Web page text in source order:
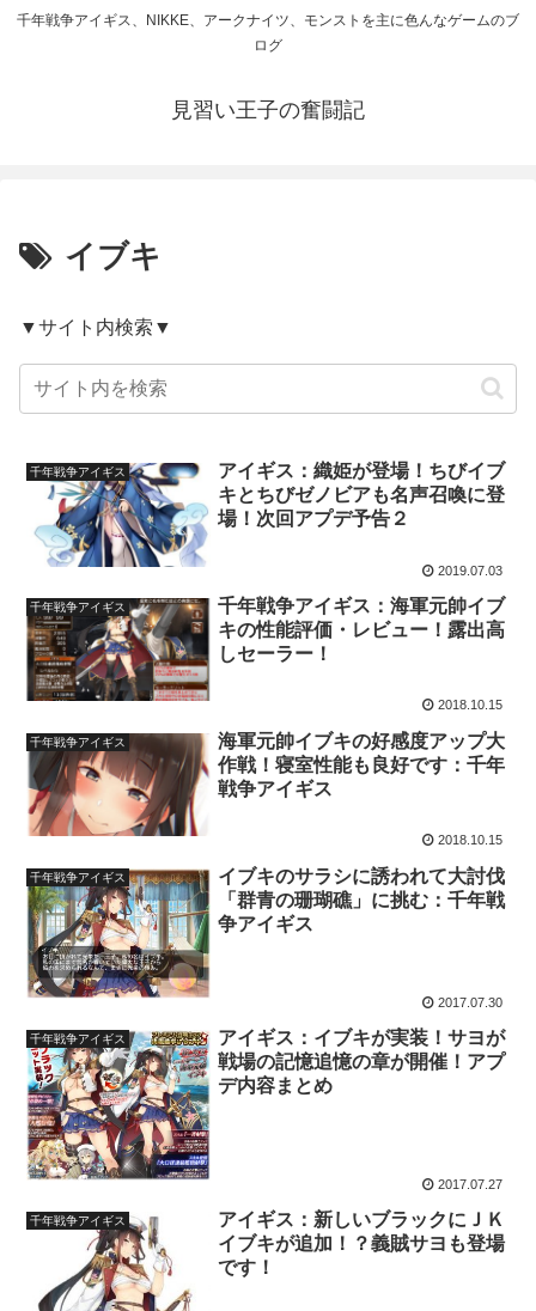
千年戦争アイギス、NIKKE、アークナイツ、モンストを主に色んなゲームのブ
ログ
見習い王子の奮闘記
イブキ
▼サイト内検索▼
千年戦争アイギス
アイギス：織姫が登場！ちびイブ
キとちびゼノビアも名声召喚に登
場！次回アプデ予告２
2019.07.03
千年戦争アイギス
千年戦争アイギス：海軍元帥イブ
キの性能評価・レビュー！露出高
しセーラー！
2018.10.15
千年戦争アイギス
海軍元帥イブキの好感度アップ大
作戦！寝室性能も良好です：千年
戦争アイギス
2018.10.15
千年戦争アイギス
イブキのサラシに誘われて大討伐
「群青の珊瑚礁」に挑む：千年戦
争アイギス
2017.07.30
千年戦争アイギス
アイギス：イブキが実装！サヨが
戦場の記憶追憶の章が開催！アプ
デ内容まとめ
2017.07.27
千年戦争アイギス
アイギス：新しいブラックにＪＫ
イブキが追加！？義賊サヨも登場
です！